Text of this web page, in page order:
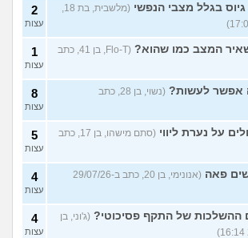
בגלל מצבי הנפשי
(מלשבית, בת 18,
2
עצות
המצב כמו שהוא?
(Flo-T, בן 41, כתב
1
עצות
אפשר לעשות?
(נשוי, בן 28, כתב
8
עצות
על נערת ליווי
(סתם מישהו, בן 17, כתב
5
עצות
פאה
(אנונימי, בן 20, כתב ב-29/07/26
4
עצות
ההשלכות של התקף פסיכוטי? (ג'וני, בן
4
עצות